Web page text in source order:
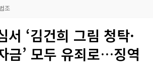
법조
서 ‘김건희 그림 청탁·
금’ 모두 유죄로…징역